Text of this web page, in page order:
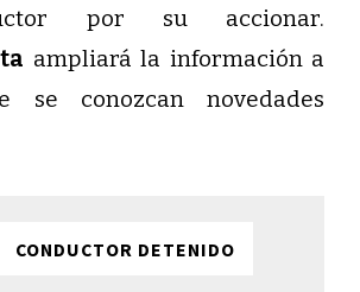
por su accionar.
ampliará la información a
se conozcan novedades
CONDUCTOR DETENIDO